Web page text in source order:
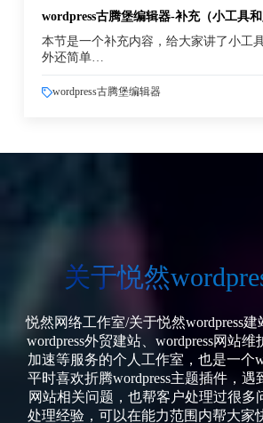
wordpress古腾堡编辑器-补充（小工具和
本节是一个补充内容，给大家讲了小工
外还简单…
wordpress古腾堡编辑器
关于悦然
悦然网络工作室/关于悦然wordpress
wordpress外贸建站、wordpress网站维
加速等服务的个人工作室，也是一个
平时喜欢折腾wordpress主题插件，遇
网站相关问题，也帮客户处理过很多
处理经验，可以在能力范围内帮大家